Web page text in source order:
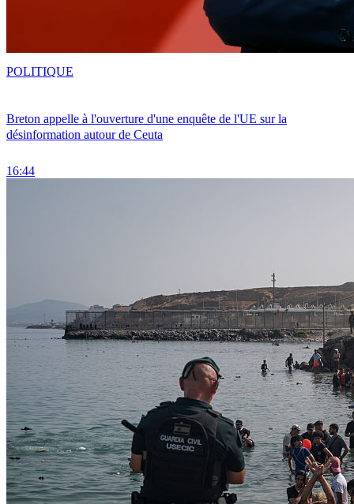
Breton appelle à l'ouverture d'une enquête de l'UE sur la
désinformation autour de Ceuta
16:44
POLITIQUE